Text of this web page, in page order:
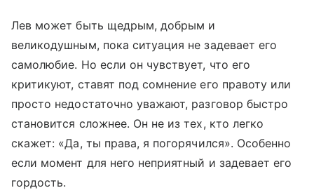
Лев может быть щедрым, добрым и
великодушным, пока ситуация не задевает его
самолюбие. Но если он чувствует, что его
критикуют, ставят под сомнение его правоту или
просто недостаточно уважают, разговор быстро
становится сложнее. Он не из тех, кто легко
скажет: «Да, ты права, я погорячился». Особенно
если момент для него неприятный и задевает его
гордость.